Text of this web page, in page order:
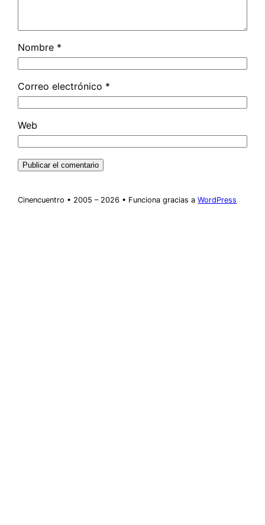
Nombre *
Correo electrónico *
Web
Cinencuentro • 2005 – 2026 • Funciona gracias aWordPress